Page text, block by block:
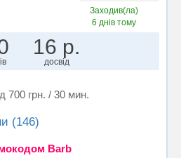
Заходив(ла)
6 днів тому
16 р.
досвід
700 грн. / 30 мин.
(146)
Barb